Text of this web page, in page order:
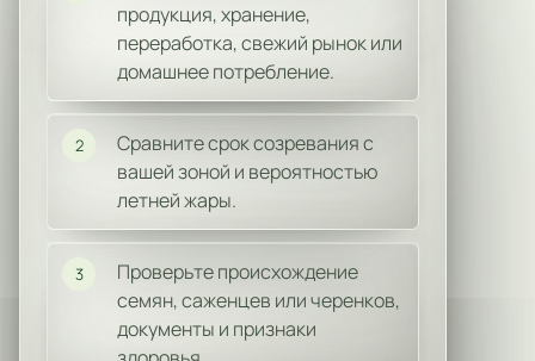
продукция, хранение,
переработка, свежий рынок или
домашнее потребление.
2
Сравните срок созревания с
вашей зоной и вероятностью
летней жары.
3
Проверьте происхождение
семян, саженцев или черенков,
документы и признаки